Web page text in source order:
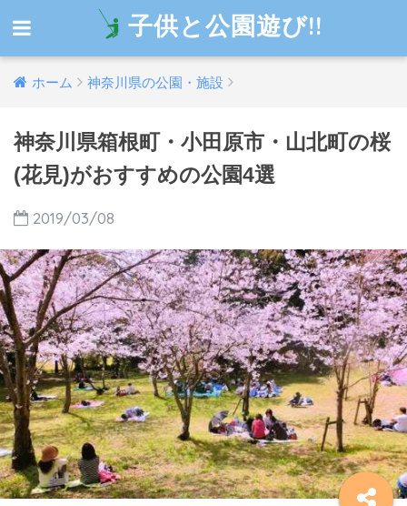
子供と公園遊び!!
ホーム 神奈川県の公園・施設
神奈川県箱根町・小田原市・山北町の桜
(花見)がおすすめの公園4選
2019/03/08